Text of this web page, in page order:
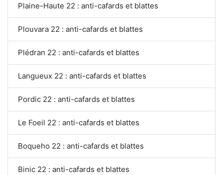
Plaine-Haute 22 : anti-cafards et blattes
Plouvara 22 : anti-cafards et blattes
Plédran 22 : anti-cafards et blattes
Langueux 22 : anti-cafards et blattes
Pordic 22 : anti-cafards et blattes
Le Foeil 22 : anti-cafards et blattes
Boqueho 22 : anti-cafards et blattes
Binic 22 : anti-cafards et blattes